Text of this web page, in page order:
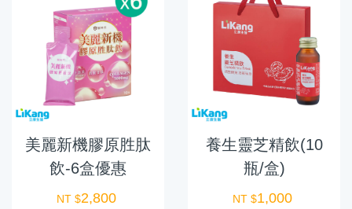
美麗新機膠原胜肽
飲-6盒優惠
NT $2,800
養生靈芝精飲(10
瓶/盒)
NT $1,000